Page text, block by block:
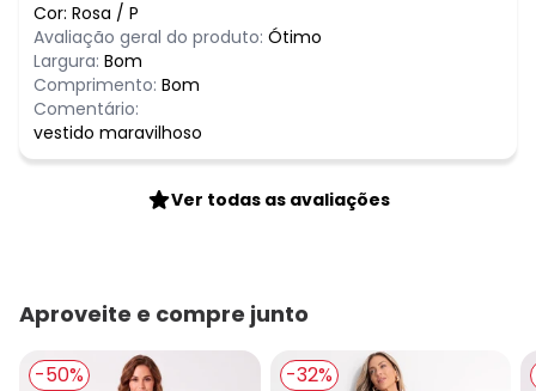
Cor: Rosa / P
Avaliação geral do produto: Ótimo
Largura: Bom
Comprimento: Bom
Comentário:
vestido maravilhoso
Ver todas as avaliações
Aproveite e compre junto
-50% -32%